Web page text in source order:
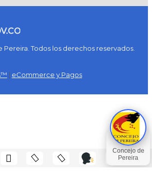
Pereira. Todos los derechos reservados.
| eCommerce y Pagos